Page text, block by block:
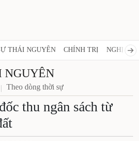
THÁI NGUYÊN CHÍNH TRỊ NGHỊ
NGUYÊN
Theo dòng thời sự
thu ngân sách từ